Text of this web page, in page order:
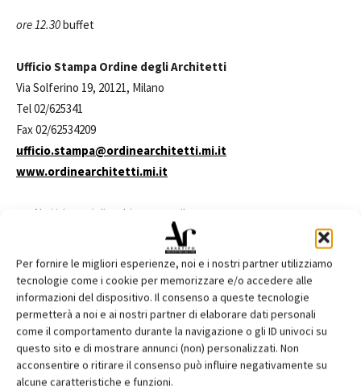
Per fornire le migliori esperienze, noi e i nostri partner utilizziamo
tecnologie come i cookie per memorizzare e/o accedere alle
informazioni del dispositivo. Il consenso a queste tecnologie
permetterà a noi e ai nostri partner di elaborare dati personali
come il comportamento durante la navigazione o gli ID univoci su
questo sito e di mostrare annunci (non) personalizzati. Non
acconsentire o ritirare il consenso può influire negativamente su
alcune caratteristiche e funzioni.
ore 12.30buffet
Ufficio Stampa Ordine degli Architetti
Via Solferino 19, 20121, Milano
Tel 02/625341
Fax 02/62534209
ufficio.stampa@ordinearchitetti.mi.it
www.ordinearchitetti.mi.it
Altri itinerari di architettura milanese
Itinerari di Architettura Milanese
Itinerari di architettura milanese
Vai al sito dell'Ordine degli Architetti di Milano
Facebook Twitter